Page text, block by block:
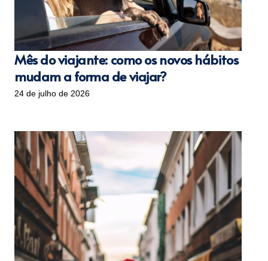
Mês do viajante: como os novos hábitos
mudam a forma de viajar?
24 de julho de 2026